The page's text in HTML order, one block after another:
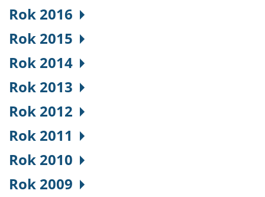
Rok 2016
Rok 2015
Rok 2014
Rok 2013
Rok 2012
Rok 2011
Rok 2010
Rok 2009